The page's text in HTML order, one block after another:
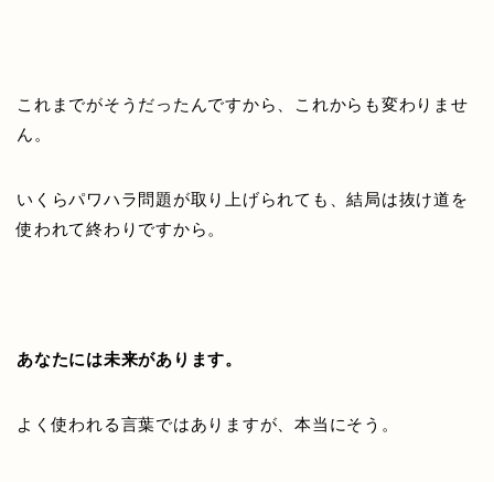
これまでがそうだったんですから、これからも変わりませ
ん。
いくらパワハラ問題が取り上げられても、結局は抜け道を
使われて終わりですから。
あなたには未来があります。
よく使われる言葉ではありますが、本当にそう。